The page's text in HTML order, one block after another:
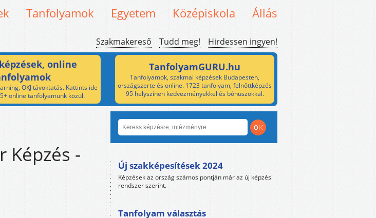
Tanfolyamok Egyetem Középiskola Állás
Szakmakereső Tudd meg! Hirdessen ingyen!
online
OKJ távoktatás. Kattints ide
online tanfolyamunk közül.
TanfolyamGURU.hu
Tanfolyamok, szakmai képzések Budapesten,
országszerte és online. 1723 tanfolyam, felnőttképzés
95 helyszínen kedvezményekkel és bónuszokkal.
Képzés -
Új szakképesítések 2024
Képzések az ország számos pontján már az új képzési
rendszer szerint.
Tanfolyam választás